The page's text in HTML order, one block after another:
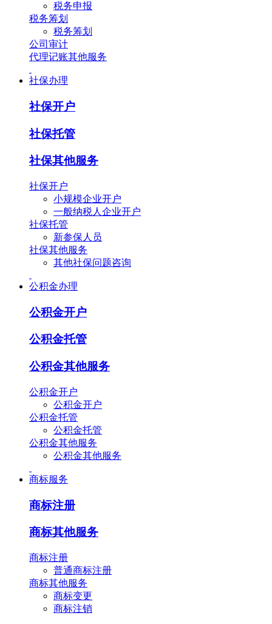
税务申报
税务筹划
税务筹划
公司审计
代理记账其他服务
社保办理
社保开户
社保托管
社保其他服务
社保开户
小规模企业开户
一般纳税人企业开户
社保托管
新参保人员
社保其他服务
其他社保问题咨询
公积金办理
公积金开户
公积金托管
公积金其他服务
公积金开户
公积金开户
公积金托管
公积金托管
公积金其他服务
公积金其他服务
商标服务
商标注册
商标其他服务
商标注册
普通商标注册
商标其他服务
商标变更
商标注销